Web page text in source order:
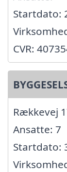
Startdato:
CVR:
Rækkevej
Ansatte: 7
Startdato: